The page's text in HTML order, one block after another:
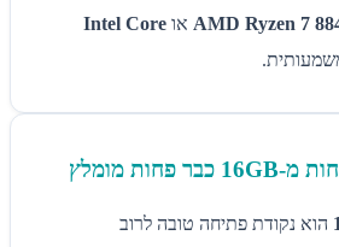
AMD RyzenאוIntel Core
פתיחה טובה לרוב